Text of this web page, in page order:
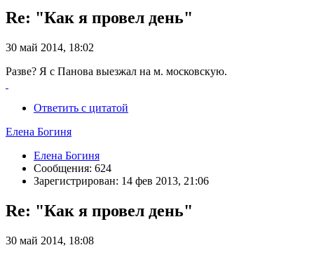
Re: "Как я провел день"
30 май 2014, 18:02
Разве? Я с Панова выезжал на м. московскую.
Ответить с цитатой
Елена Богиня
Елена Богиня
Сообщения: 624
Зарегистрирован: 14 фев 2013, 21:06
Re: "Как я провел день"
30 май 2014, 18:08